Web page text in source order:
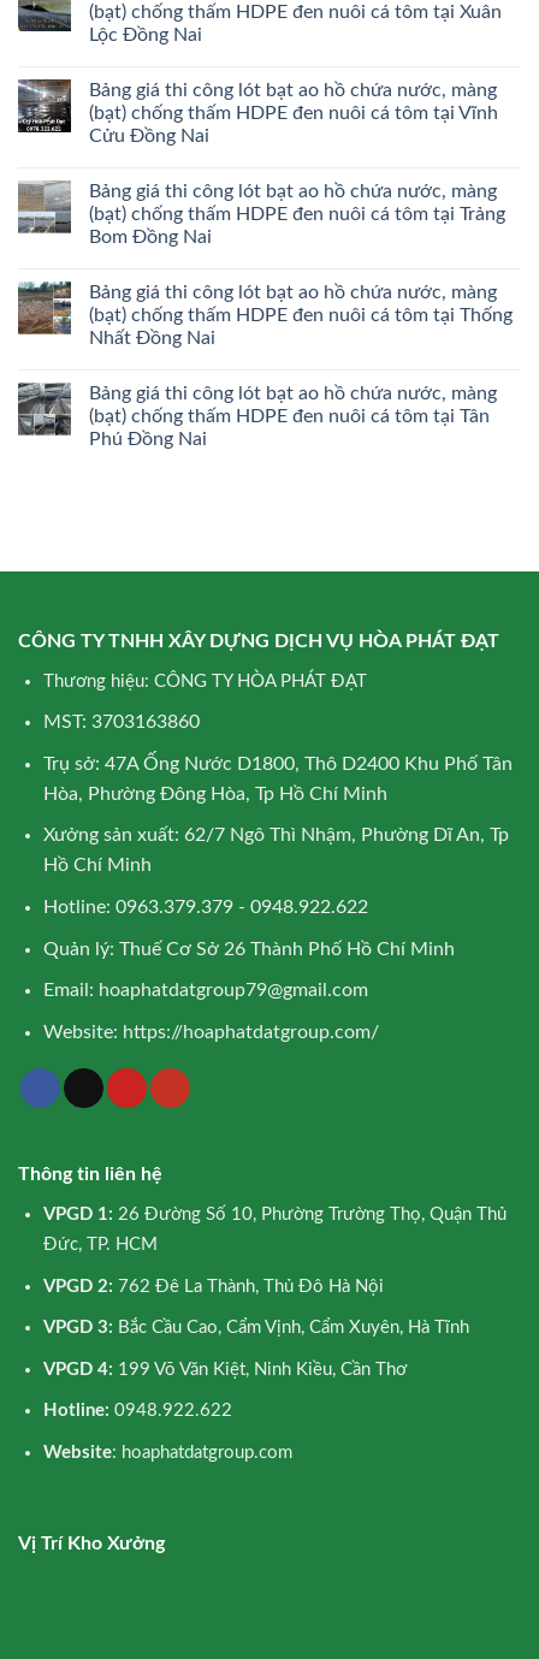
(bạt) chống thấm HDPE đen nuôi cá tôm tại Xuân
Lộc Đồng Nai
Bảng giá thi công lót bạt ao hồ chứa nước, màng
(bạt) chống thấm HDPE đen nuôi cá tôm tại Vĩnh
Cửu Đồng Nai
Bảng giá thi công lót bạt ao hồ chứa nước, màng
(bạt) chống thấm HDPE đen nuôi cá tôm tại Trảng
Bom Đồng Nai
Bảng giá thi công lót bạt ao hồ chứa nước, màng
(bạt) chống thấm HDPE đen nuôi cá tôm tại Thống
Nhất Đồng Nai
Bảng giá thi công lót bạt ao hồ chứa nước, màng
(bạt) chống thấm HDPE đen nuôi cá tôm tại Tân
Phú Đồng Nai
CÔNG TY TNHH XÂY DỰNG DỊCH VỤ HÒA PHÁT ĐẠT
Thương hiệu: CÔNG TY HÒA PHÁT ĐẠT
MST: 3703163860
Trụ sở: 47A Ống Nước D1800, Thô D2400 Khu Phố Tân
Hòa, Phường Đông Hòa, Tp Hồ Chí Minh
Xưởng sản xuất: 62/7 Ngô Thì Nhậm, Phường Dĩ An, Tp
Hồ Chí Minh
Hotline: 0963.379.379 - 0948.922.622
Quản lý: Thuế Cơ Sở 26 Thành Phố Hồ Chí Minh
Email: hoaphatdatgroup79@gmail.com
Website: https://hoaphatdatgroup.com/
Thông tin liên hệ
VPGD 1: 26 Đường Số 10, Phường Trường Thọ, Quận Thủ
Đức, TP. HCM
VPGD 2: 762 Đê La Thành, Thủ Đô Hà Nội
VPGD 3: Bắc Cầu Cao, Cẩm Vịnh, Cẩm Xuyên, Hà Tĩnh
VPGD 4: 199 Võ Văn Kiệt, Ninh Kiều, Cần Thơ
Hotline: 0948.922.622
Website: hoaphatdatgroup.com
Vị Trí Kho Xưởng